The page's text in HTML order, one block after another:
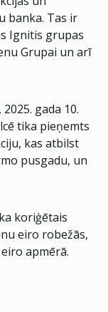
banka. Tas ir
Ignitis grupas
Grupai un arī
gada 10.
tika pieņemts
kas atbilst
pusgadu, un
koriģētais
eiro robežās,
apmērā.